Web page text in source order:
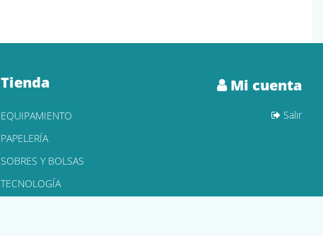
Tienda
EQUIPAMIENTO
PAPELERÍA
SOBRES Y BOLSAS
TECNOLOGÍA
Mi cuenta
Salir